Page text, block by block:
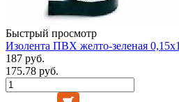
Быстрый просмотр
Изолента ПВХ желто-зеленая
187 руб.
175.78 руб.